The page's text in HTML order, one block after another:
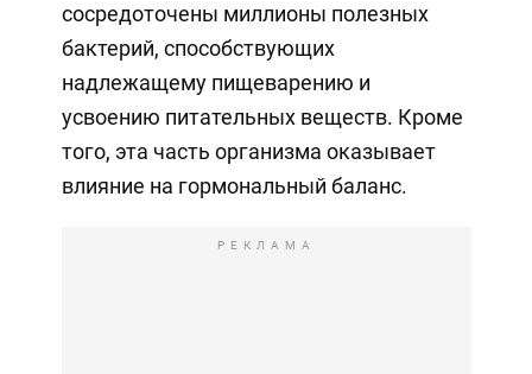
сосредоточены миллионы полезных
бактерий, способствующих
надлежащему пищеварению и
усвоению питательных веществ. Кроме
того, эта часть организма оказывает
влияние на гормональный баланс.
РЕКЛАМА